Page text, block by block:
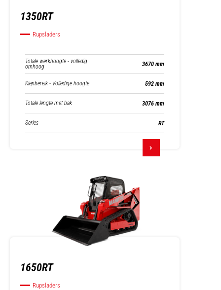
1350RT
Rupsladers
Totale werkhoogte - volledig
omhoog 3670 mm
Kiepbereik - Volledige hoogte 592 mm
Totale lengte met bak 3076 mm
Series RT
1650RT
Rupsladers